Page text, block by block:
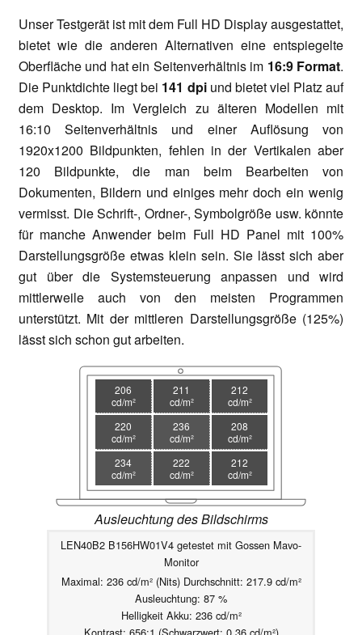
Unser Testgerät ist mit dem Full HD Display ausgestattet,
bietet wie die anderen Alternativen eine entspiegelte
Oberfläche und hat ein Seitenverhältnis im 16:9 Format.
Die Punktdichte liegt bei 141 dpiund bietet viel Platz auf
dem Desktop. Im Vergleich zu älteren Modellen mit
16:10 Seitenverhältnis und einer Auflösung von
1920x1200 Bildpunkten, fehlen in der Vertikalen aber
120 Bildpunkte, die man beim Bearbeiten von
Dokumenten, Bildern und einiges mehr doch ein wenig
vermisst. Die Schrift-, Ordner-, Symbolgröße usw. könnte
für manche Anwender beim Full HD Panel mit 100%
Darstellungsgröße etwas klein sein. Sie lässt sich aber
gut über die Systemsteuerung anpassen und wird
mittlerweile auch von den meisten Programmen
unterstützt. Mit der mittleren Darstellungsgröße (125%)
lässt sich schon gut arbeiten.
206
cd/m²
211
cd/m²
212
cd/m²
220
cd/m²
236
cd/m²
208
cd/m²
234
cd/m²
222
cd/m²
212
cd/m²
Ausleuchtung des Bildschirms
LEN40B2 B156HW01V4 getestet mit Gossen Mavo-
Monitor
Maximal: 236 cd/m² (Nits) Durchschnitt: 217.9 cd/m²
Ausleuchtung: 87 %
Helligkeit Akku: 236 cd/m²
Kontrast: 656:1 (Schwarzwert: 0.36 cd/m²)